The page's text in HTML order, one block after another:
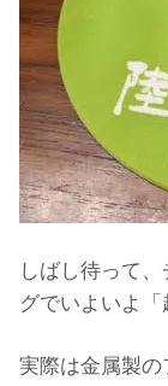
しばし待って
グでいよいよ「
実際は金属製